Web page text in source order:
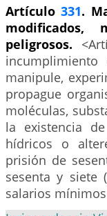
Artículo331.
modificados,
peligrosos.
manipule,
propague
moléculas,
la existencia
hídricos o
prisión de
sesenta y siete
salarios